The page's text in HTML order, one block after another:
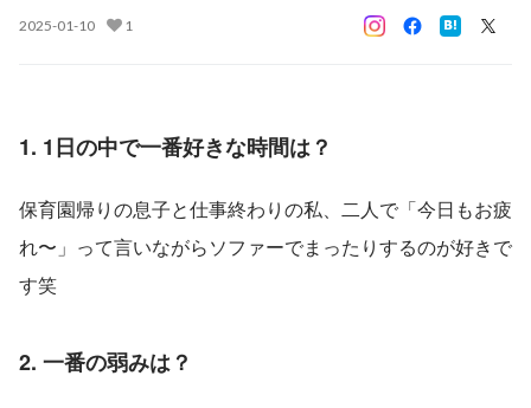
2025-01-10 1
1. 1日の中で一番好きな時間は？
保育園帰りの息子と仕事終わりの私、二人で「今日もお疲
れ〜」って言いながらソファーでまったりするのが好きで
す笑
2. 一番の弱みは？